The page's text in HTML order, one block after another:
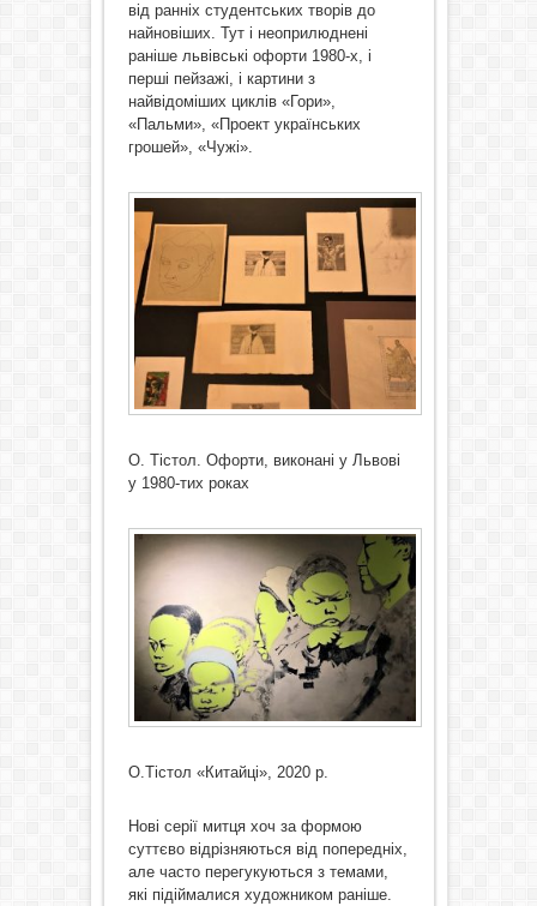
від ранніх студентських творів до
найновіших. Тут і неоприлюднені
раніше львівські офорти 1980-х, і
перші пейзажі, і картини з
найвідоміших циклів «Гори»,
«Пальми», «Проект українських
грошей», «Чужі».
О. Тістол. Офорти, виконані у Львові
у 1980-тих роках
О.Тістол «Китайці», 2020 р.
Нові серії митця хоч за формою
суттєво відрізняються від попередніх,
але часто перегукуються з темами,
які підіймалися художником раніше.